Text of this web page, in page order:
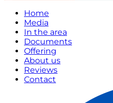
Home
Media
In the area
Documents
Offering
About us
Reviews
Contact